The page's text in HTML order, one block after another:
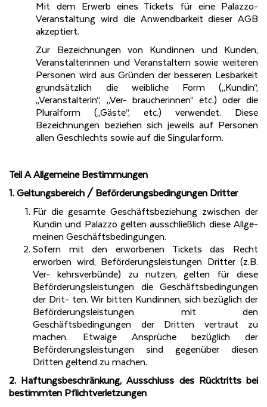
Mit dem Erwerb eines Tickets für eine Palazzo-
Veranstaltung wird die Anwendbarkeit dieser AGB
akzeptiert.
Zur Bezeichnungen von Kundinnen und Kunden,
Veranstalterinnen und Veranstaltern sowie weiteren
Personen wird aus Gründen der besseren Lesbarkeit
grundsätzlich die weibliche Form („Kundin“,
„Veranstalterin“, „Ver- braucherinnen“ etc.) oder die
Pluralform („Gäste“, etc.) verwendet. Diese
Bezeichnungen beziehen sich jeweils auf Personen
allen Geschlechts sowie auf die Singularform.
Teil A Allgemeine Bestimmungen
1. Geltungsbereich/ Beförderungsbedingungen Dritter
Für die gesamte Geschäftsbeziehung zwischen der
Kundin und Palazzo gelten ausschließlich diese Allge-
meinen Geschäftsbedingungen.
Sofern mit den erworbenen Tickets das Recht
erworben wird, Beförderungsleistungen Dritter (z.B.
Ver- kehrsverbünde) zu nutzen, gelten für diese
Beförderungsleistungen die Geschäftsbedingungen
der Drit- ten. Wir bitten Kundinnen, sich bezüglich der
Beförderungsleistungen mit den
Geschäftsbedingungen der Dritten vertraut zu
machen. Etwaige Ansprüche bezüglich der
Beförderungsleistungen sind gegenüber diesen
Dritten geltend zu machen.
2. Haftungsbeschränkung, Ausschluss des Rücktritts bei
bestimmten Pflichtverletzungen